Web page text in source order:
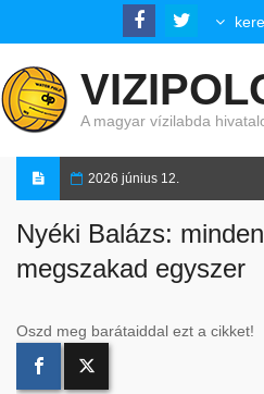
A magyar vízilabda
2026 június 12.
Nyéki Balázs:
megszakad egyszer
Oszd meg barátaiddal ezt a cikket!